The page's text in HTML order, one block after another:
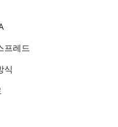
프레드
식